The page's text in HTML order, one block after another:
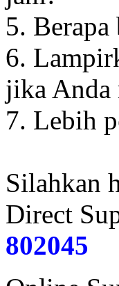
5.
6.
jika
7. Lebih
Silahkan
Direct
802045